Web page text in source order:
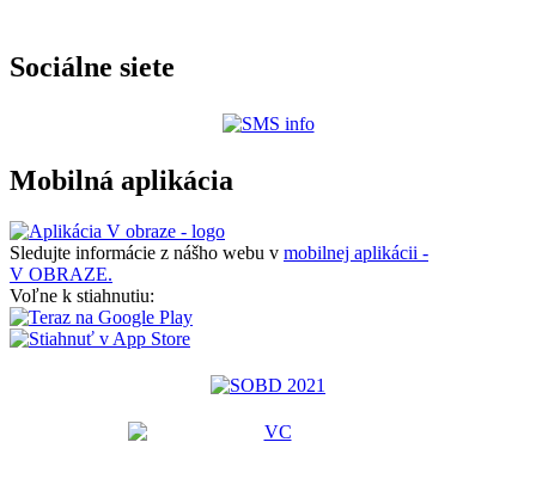
Sociálne siete
Mobilná aplikácia
Sledujte informácie z nášho webu v mobilnej aplikácii -
V OBRAZE.
Voľne k stiahnutiu: